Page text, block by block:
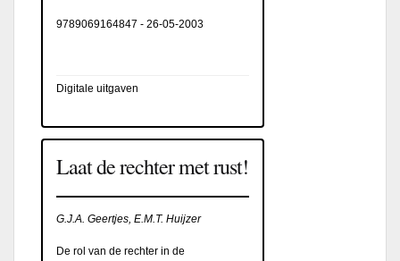
9789069164847 - 26-05-2003
Digitale uitgaven
Laat de rechter met rust!
G.J.A. Geertjes, E.M.T. Huijzer
De rol van de rechter in de